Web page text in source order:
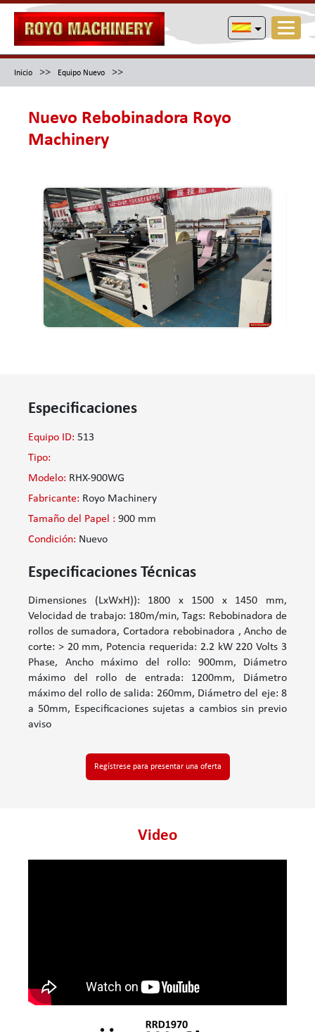
Inicio >> Equipo Nuevo >>
Nuevo Rebobinadora Royo
Machinery
Especificaciones
Equipo ID: 513
Tipo:
Modelo: RHX-900WG
Fabricante: Royo Machinery
Tamaño del Papel : 900 mm
Condición: Nuevo
Especificaciones Técnicas
Dimensiones (LxWxH)): 1800 x 1500 x 1450 mm,
Velocidad de trabajo: 180m/min, Tags: Rebobinadora de
rollos de sumadora, Cortadora rebobinadora , Ancho de
corte: > 20 mm, Potencia requerida: 2.2 kW 220 Volts 3
Phase, Ancho máximo del rollo: 900mm, Diámetro
máximo del rollo de entrada: 1200mm, Diámetro
máximo del rollo de salida: 260mm, Diámetro del eje: 8
a 50mm, Especificaciones sujetas a cambios sin previo
aviso
Regístrese para presentar una oferta
Video